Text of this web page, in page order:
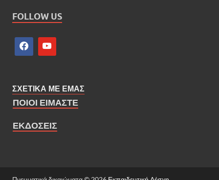
FOLLOW US
ΣΧΕΤΙΚΑ ΜΕ ΕΜΑΣ
ΠΟΙΟΙ ΕΙΜΑΣΤΕ
ΕΚΔΟΣΕΙΣ